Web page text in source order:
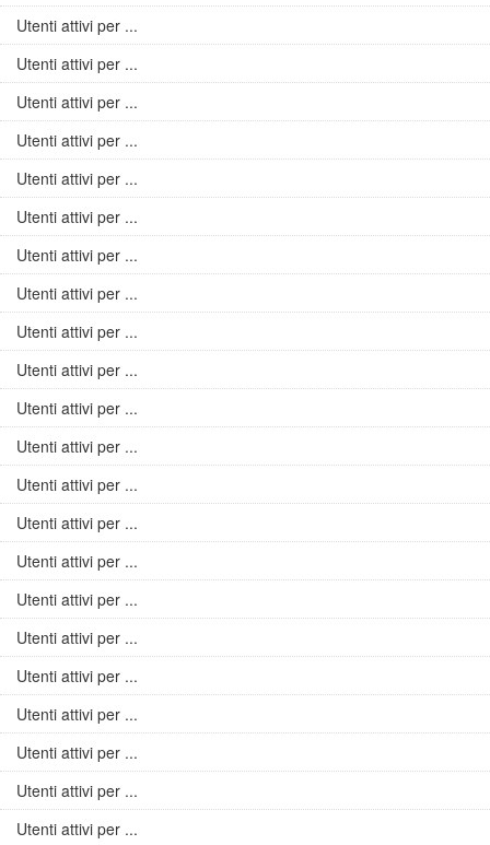
Utenti attivi per ...
Utenti attivi per ...
Utenti attivi per ...
Utenti attivi per ...
Utenti attivi per ...
Utenti attivi per ...
Utenti attivi per ...
Utenti attivi per ...
Utenti attivi per ...
Utenti attivi per ...
Utenti attivi per ...
Utenti attivi per ...
Utenti attivi per ...
Utenti attivi per ...
Utenti attivi per ...
Utenti attivi per ...
Utenti attivi per ...
Utenti attivi per ...
Utenti attivi per ...
Utenti attivi per ...
Utenti attivi per ...
Utenti attivi per ...